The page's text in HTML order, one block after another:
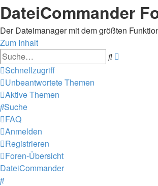
DateiCommander
Der Dateimanager mit dem größten
Zum Inhalt
Suche
Schnellzugriff
Unbeantwortete Themen
Aktive Themen
Suche
FAQ
Anmelden
Registrieren
Foren-Übersicht
DateiCommander
Suche